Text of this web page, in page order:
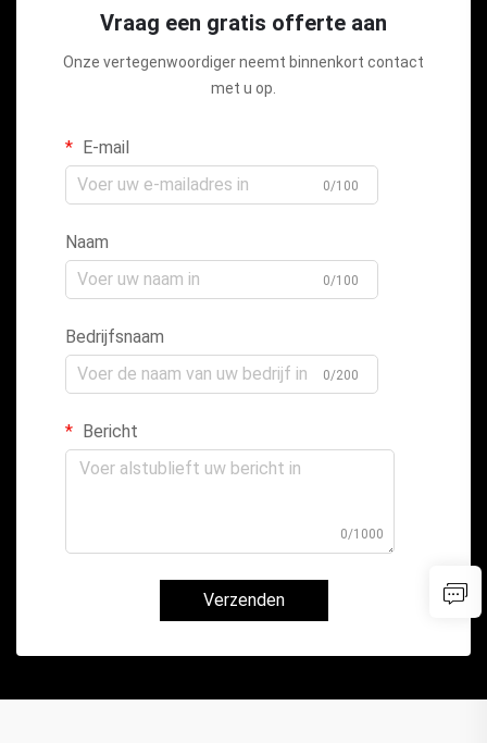
Vraag een gratis offerte aan
Onze vertegenwoordiger neemt binnenkort contact
met u op.
E-mail
0/100
Naam
0/100
Bedrijfsnaam
0/200
Bericht
0/1000
Verzenden